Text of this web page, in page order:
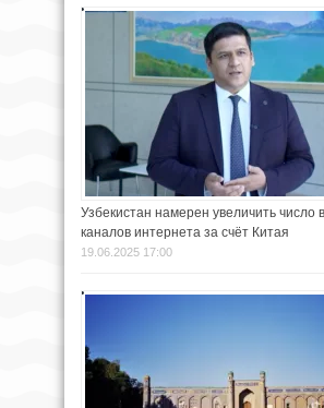
Узбекистан намерен увеличить число
каналов интернета за счёт Китая
19.06.2025 17:00